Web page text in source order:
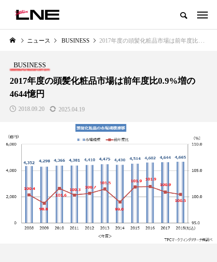
グローバルビューティ＆ヘルスケアビジネス誌
LIFESTYLE
SNSの「加工顔」と美容医療｜AI
2026.07.13
BUSINESS
GWI調査から読み解く2030年の
都市型スパ――身近なウェルネ
の次世代モデル
2026.08.06
ニュース BUSINESS 2017年度の頭髪化粧品市場は前年度比0.9%増の4644憶円
BUSINESS
2017年度の頭髪化粧品市場は前年度比0.9%増の
4644憶円
2018.09.20 2025.04.19